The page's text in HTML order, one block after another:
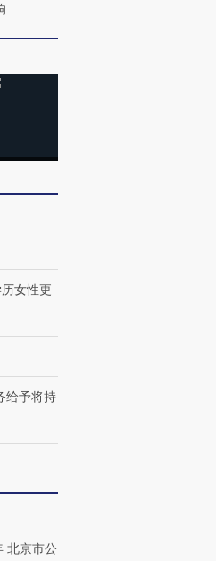
【商旅对话】华住集团
女性更
给予将持
北京市公